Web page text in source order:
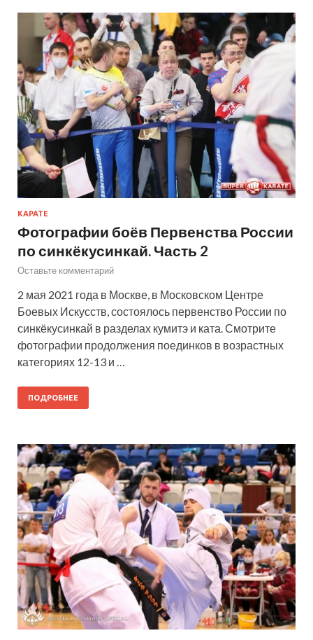
КАРАТЕ
Фотографии боёв Первенства России
по синкёкусинкай. Часть 2
Оставьте комментарий
2 мая 2021 года в Москве, в Московском Центре
Боевых Искусств, состоялось первенство России по
синкёкусинкай в разделах кумитэ и ката. Смотрите
фотографии продолжения поединков в возрастных
категориях 12-13 и …
ПОДРОБНЕЕ